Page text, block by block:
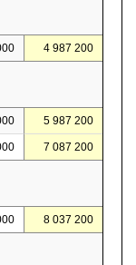
4 987 200
5 987 200
7 087 200
8 037 200